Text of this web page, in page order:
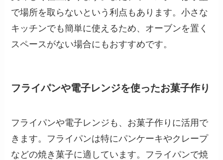
で場所を取らないという利点もあります。小さな
キッチンでも簡単に使えるため、オーブンを置く
スペースがない場合にもおすすめです。
フライパンや電子レンジを使ったお菓子作り
フライパンや電子レンジも、お菓子作りに活用で
きます。フライパンは特にパンケーキやクレープ
などの焼き菓子に適しています。フライパンで焼